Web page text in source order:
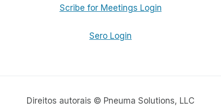
Scribe for Meetings Login
Sero Login
Direitos autorais © Pneuma Solutions, LLC